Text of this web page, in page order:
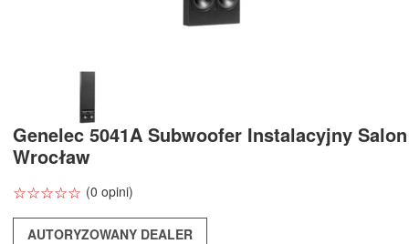
Genelec 5041A Subwoofer Instalacyjny
Wrocław
☆☆☆☆☆
★★★★★ (0 opini)
AUTORYZOWANY DEALER